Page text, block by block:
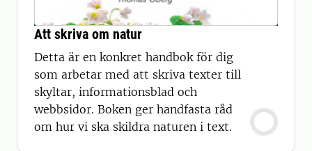
Att skriva om natur
Detta är en konkret handbok för dig
som arbetar med att skriva texter till
skyltar, informationsblad och
webbsidor. Boken ger handfasta råd
om hur vi ska skildra naturen i text.